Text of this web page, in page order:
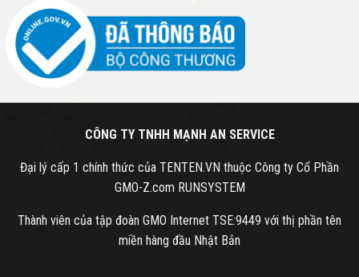
CÔNG TY TNHH MẠNH AN SERVICE
Đại lý cấp 1 chính thức của TENTEN.VN thuộc Công ty Cổ Phần
GMO-Z.com RUNSYSTEM
Thành viên của tập đoàn GMO Internet TSE:9449 với thị phần tên
miền hàng đầu Nhật Bản